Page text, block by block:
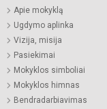
Apie mokyklą
Ugdymo aplinka
Vizija, misija
Pasiekimai
Mokyklos simboliai
Mokyklos himnas
Bendradarbiavimas